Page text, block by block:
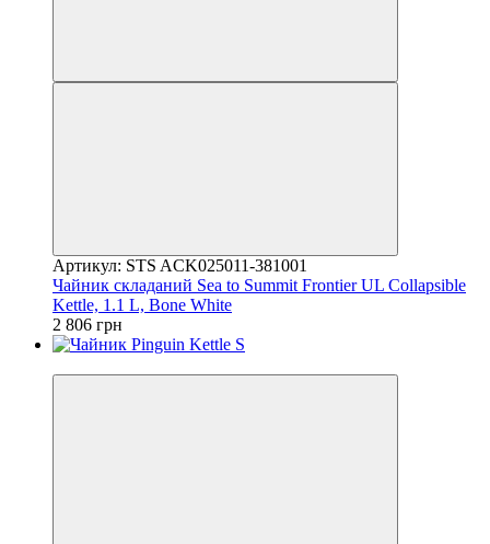
Артикул: STS ACK025011-381001
Чайник складаний Sea to Summit Frontier UL Collapsible
Kettle, 1.1 L, Bone White
2 806 грн